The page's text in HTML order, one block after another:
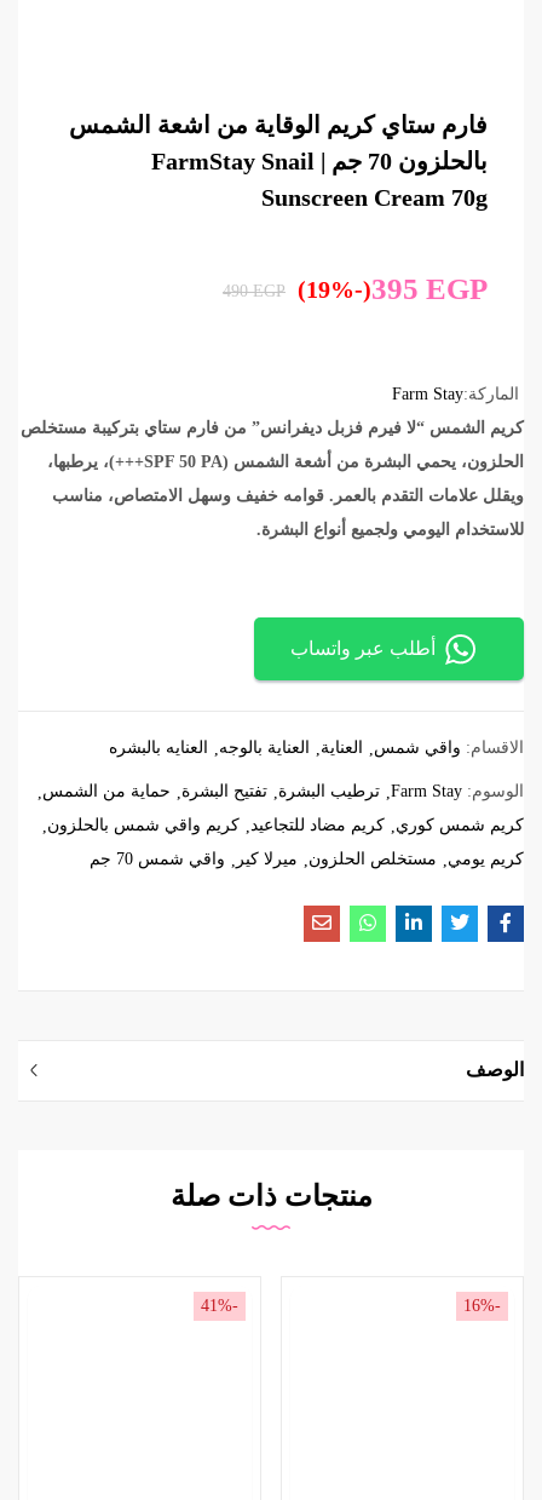
فارم ستاي كريم الوقاية من اشعة الشمس
بالحلزون 70 جم | FarmStay Snail
Sunscreen Cream 70g
395 EGP
(-19%)
490EGP
الماركة:Farm Stay
كريم الشمس “لا فيرم فزبل ديفرانس” من فارم ستاي بتركيبة مستخلص
الحلزون، يحمي البشرة من أشعة الشمس (SPF 50 PA+++)، يرطبها،
ويقلل علامات التقدم بالعمر. قوامه خفيف وسهل الامتصاص، مناسب
للاستخدام اليومي ولجميع أنواع البشرة.
أطلب عبر واتساب
الاقسام: واقي شمس العناية العناية بالوجه العنايه بالبشره
الوسوم: Farm Stay ترطيب البشرة تفتيح البشرة
حماية من الشمس
كريم شمس كوري
كريم مضاد للتجاعيد كريم واقي شمس بالحلزون
كريم يومي
مستخلص الحلزون ميرلا كير واقي شمس 70 جم
الوصف
منتجات ذات صلة
-16%
-41%